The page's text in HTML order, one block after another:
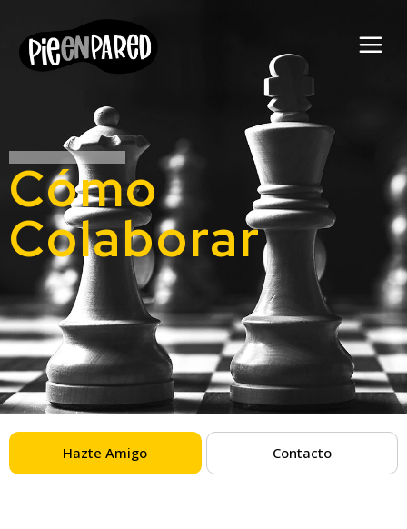
Cómo
Colaborar
Hazte Amigo Contacto